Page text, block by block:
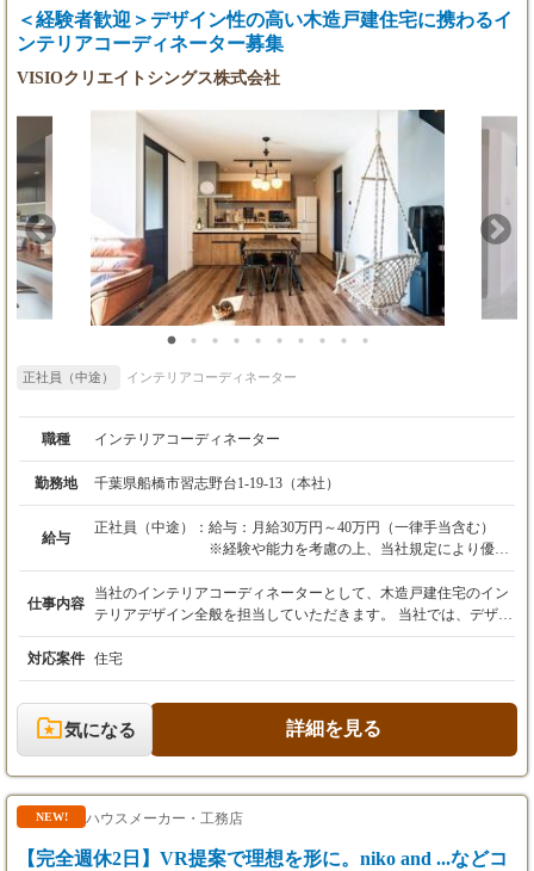
りとりします。 屋外での呼び込みや飛び込み・電話などのノルマ
がありません！ 【トータルでサポート！】 住宅ができるまで時
間がかかるもの。お客様に安心していただけるように契約後は工
事の進捗を確認したり、お住まいを引き渡した後もフォローをし
入社後の流れ・・・ 【できることから1つずつ！】 まずは先輩に
教えてもらいながら分からないことをちょっとずつ質問していき
ましょう。 すぐに成長できるので安心してください！ 【先輩の
サポートも】 お客様から信頼していただきたいと思った時に、先
輩にアドバイスを相談するとフィードバックをいただけます！ 10
年、20年と長く活躍できる環境――。 【社員ファースト】 お客
様に満足していただくためにはスタッフに楽しみながら働いても
らう必要があると考えている当社。 そのため、完全週休2日制/残
業月平均20～30時間程度など、働きやすい環境を整備していま
す。 オンオフのメリハリを付けながらワクワク働ける職場です！
＜経験者歓迎＞デザイン性の高い木造戸建住宅に携わるイ
ンテリアコーディネーター募集
VISIOクリエイトシングス株式会社
正社員（中途） インテリアコーディネーター
職種 インテリアコーディネーター
勤務地 千葉県船橋市習志野台1-19-13（本社）
給与
正社員（中途）： 給与：月給30万円～40万円（一律手当含む）
※経験や能力を考慮の上、当社規定により優遇
します。
※試用期間3ヶ月（その間の給与は月給28万円
～38万円）
昇給：随時
賞与：年2回（7月、12月）
【初年度年収】
仕事内容
当社のインテリアコーディネーターとして、木造戸建住宅のイン
テリアデザイン全般を担当していただきます。 当社では、デザイ
ン性の高い住宅のコーディネートを手掛けるため、幅広くまた自
由度の高い提案ができる環境です。特に、社内で施工を内製化し
ているため、スピーディかつ効率的に進行し、提案の実現がしや
すい点が大きな魅力です。 また、インテリアコーディネーターと
して、細部にわたる空間作りを担当できるため、やりがいを感じ
ながら働けます。 【具体的な業務内容例】 ・住宅の床材や建
スタイルに合わせた家具やインテリアアイテムの選定提案 ・顧客
との打ち合わせを通じて、ニーズに最適なインテリアの提案
対応案件 住宅
気になる 詳細を見る
NEW! ハウスメーカー・工務店
【完全週休2日】VR提案で理想を形に。niko and ...などコ